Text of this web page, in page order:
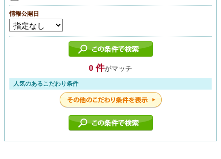
情報公開日
0 件がマッチ
人気のあるこだわり条件